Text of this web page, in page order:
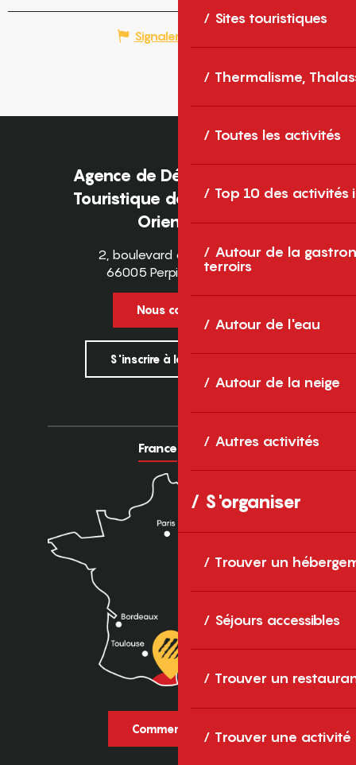
Sites touristiques
Thermalisme,
Toutes les activités
Top 10 des activités
Autour de la
terroirs
Autour de l'eau
Autour de la neige
Autres activités
S'organiser
Trouver un
Séjours accessibles
Trouver un
Trouver une activité
Signaler une erreur
Agence de Développement
Touristique des Pyrénées-
Orientales
2, boulevard des Pyrénées
66005 Perpignan Cedex
Nous contacter
S'inscrire à la newsletter
France Europe
Comment venir ?